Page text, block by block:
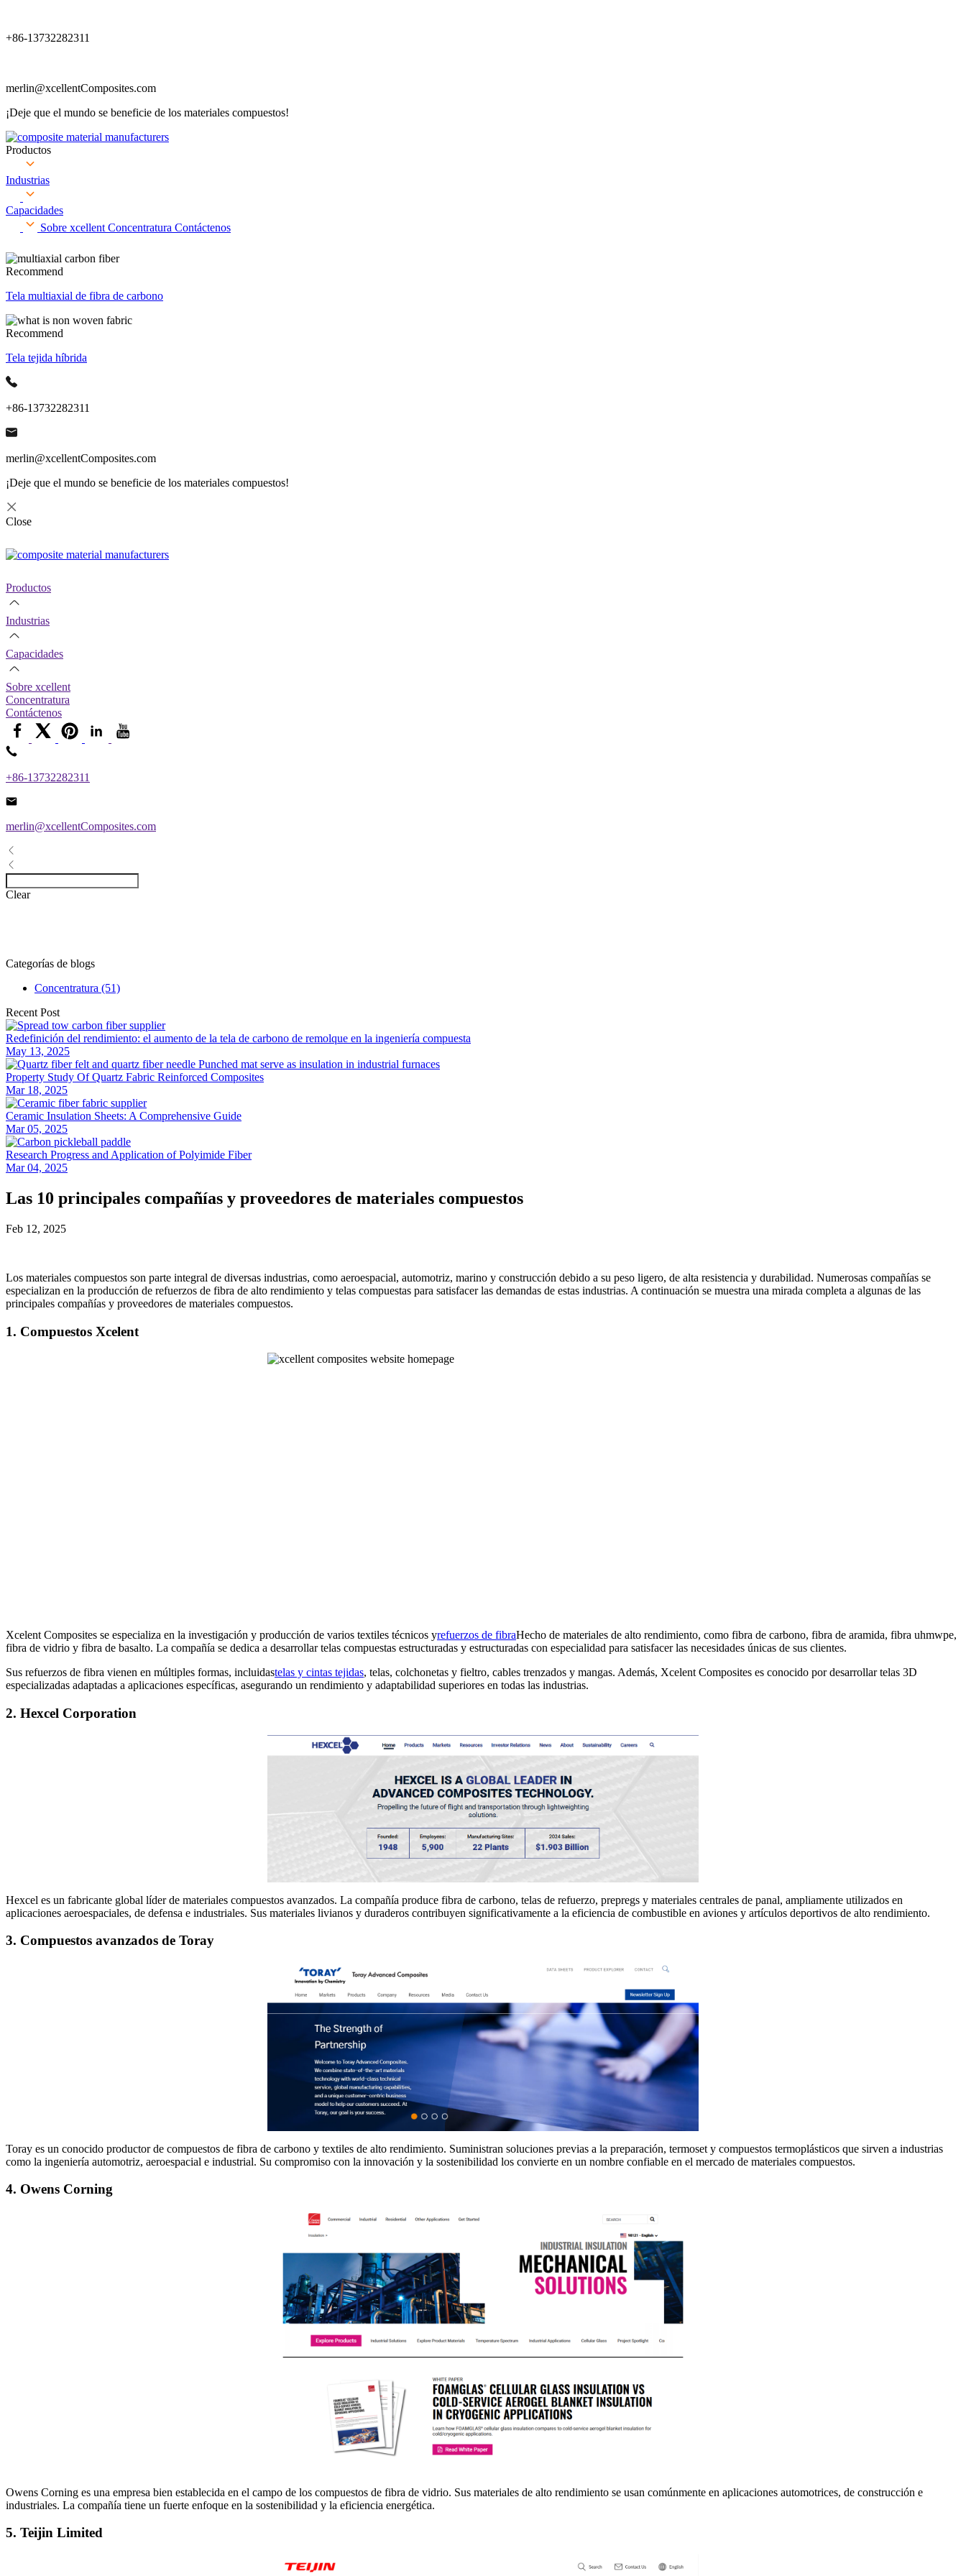
+86-13732282311
merlin@xcellentComposites.com
¡Deje que el mundo se beneficie de los materiales compuestos!
Productos
Industrias
Capacidades
Sobre xcellent Concentratura Contáctenos
Recommend
Tela multiaxial de fibra de carbono
Recommend
Tela tejida híbrida
+86-13732282311
merlin@xcellentComposites.com
¡Deje que el mundo se beneficie de los materiales compuestos!
Close
Productos
Industrias
Capacidades
Sobre xcellent
Concentratura
Contáctenos
+86-13732282311
merlin@xcellentComposites.com
Clear
Categorías de blogs
Concentratura (51)
Recent Post
Redefinición del rendimiento: el aumento de la tela de carbono de remolque en la ingeniería compuesta
May 13, 2025
Property Study Of Quartz Fabric Reinforced Composites
Mar 18, 2025
Ceramic Insulation Sheets: A Comprehensive Guide
Mar 05, 2025
Research Progress and Application of Polyimide Fiber
Mar 04, 2025
Las 10 principales compañías y proveedores de materiales compuestos
Feb 12, 2025
Los materiales compuestos son parte integral de diversas industrias, como aeroespacial, automotriz, marino y construcción debido a su peso ligero, de alta resistencia y durabilidad. Numerosas compañías se
especializan en la producción de refuerzos de fibra de alto rendimiento y telas compuestas para satisfacer las demandas de estas industrias. A continuación se muestra una mirada completa a algunas de las
principales compañías y proveedores de materiales compuestos.
1. Compuestos Xcelent
Xcelent Composites se especializa en la investigación y producción de varios textiles técnicos yrefuerzos de fibraHecho de materiales de alto rendimiento, como fibra de carbono, fibra de aramida, fibra uhmwpe,
fibra de vidrio y fibra de basalto. La compañía se dedica a desarrollar telas compuestas estructuradas y estructuradas con especialidad para satisfacer las necesidades únicas de sus clientes.
Sus refuerzos de fibra vienen en múltiples formas, incluidastelas y cintas tejidas, telas, colchonetas y fieltro, cables trenzados y mangas. Además, Xcelent Composites es conocido por desarrollar telas 3D
especializadas adaptadas a aplicaciones específicas, asegurando un rendimiento y adaptabilidad superiores en todas las industrias.
2. Hexcel Corporation
Hexcel es un fabricante global líder de materiales compuestos avanzados. La compañía produce fibra de carbono, telas de refuerzo, prepregs y materiales centrales de panal, ampliamente utilizados en
aplicaciones aeroespaciales, de defensa e industriales. Sus materiales livianos y duraderos contribuyen significativamente a la eficiencia de combustible en aviones y artículos deportivos de alto rendimiento.
3. Compuestos avanzados de Toray
Toray es un conocido productor de compuestos de fibra de carbono y textiles de alto rendimiento. Suministran soluciones previas a la preparación, termoset y compuestos termoplásticos que sirven a industrias
como la ingeniería automotriz, aeroespacial e industrial. Su compromiso con la innovación y la sostenibilidad los convierte en un nombre confiable en el mercado de materiales compuestos.
4. Owens Corning
Owens Corning es una empresa bien establecida en el campo de los compuestos de fibra de vidrio. Sus materiales de alto rendimiento se usan comúnmente en aplicaciones automotrices, de construcción e
industriales. La compañía tiene un fuerte enfoque en la sostenibilidad y la eficiencia energética.
5. Teijin Limited